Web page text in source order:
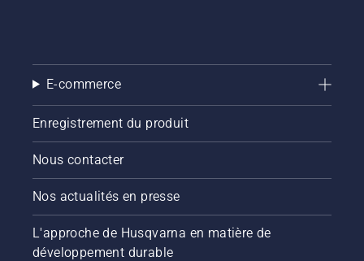
E-commerce
Enregistrement du produit
Nous contacter
Nos actualités en presse
L'approche de Husqvarna en matière de
développement durable